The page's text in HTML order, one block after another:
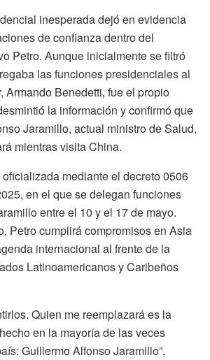
inesperada dejó en evidencia
de confianza dentro del
Petro. Aunque inicialmente se filtró
las funciones presidenciales al
Armando Benedetti, fue el propio
la información y confirmó que
Jaramillo, actual ministro de Salud,
mientras visita China.
mediante el decreto 0506
en el que se delegan funciones
entre el 10 y el 17 de mayo.
Petro cumplirá compromisos en Asia
internacional al frente de la
Latinoamericanos y Caribeños
Quien me reemplazará es la
en la mayoría de las veces
Guillermo Alfonso Jaramillo”,